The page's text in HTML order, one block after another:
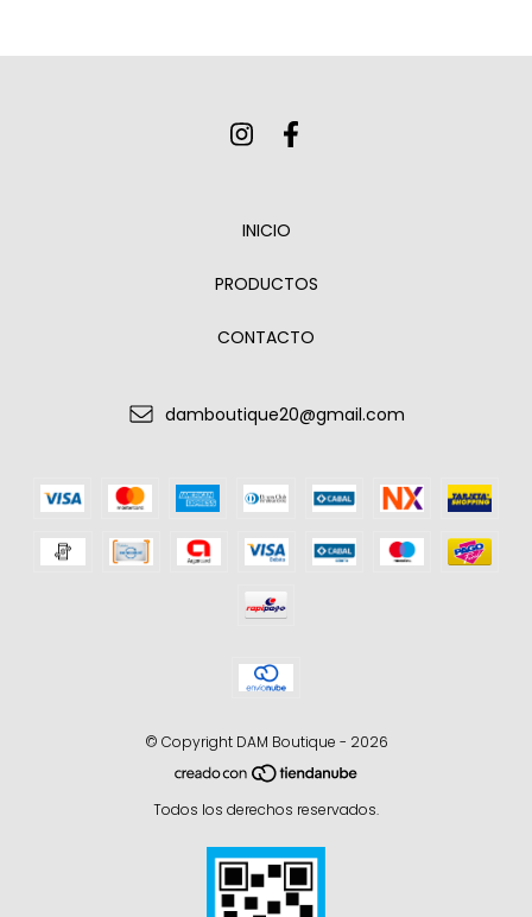
INICIO
PRODUCTOS
CONTACTO
damboutique20@gmail.com
© Copyright DAM Boutique - 2026
Todos los derechos reservados.